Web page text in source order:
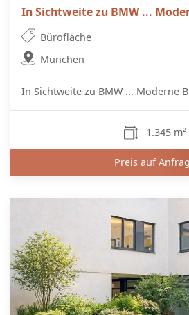
In Sichtweite zu BMW ...
Bürofläche
München
In Sichtweite zu BMW ... Moderne
1.345 m²
Preis auf